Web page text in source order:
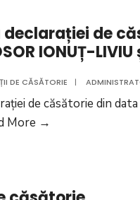
de
IONUȚ-LIVIU
DE CĂSĂTORIE |
de căsătorie din
More →